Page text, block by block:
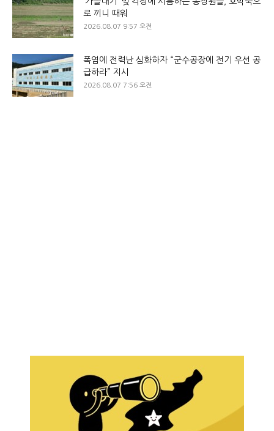
로 끼니 때워
2026.08.07 9:57 오전
폭염에 전력난 심화하자 “군수공장에 전기 우선 공
급하라” 지시
2026.08.07 7:56 오전